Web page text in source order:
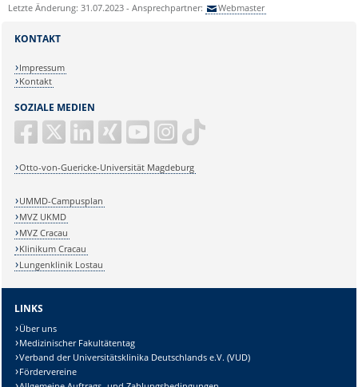
Letzte Änderung: 31.07.2023 - Ansprechpartner: Webmaster
SOZIALE MEDIEN
Otto-von-Guericke-Universität Magdeburg
KONTAKT
Impressum
Kontakt
UMMD-Campusplan
MVZ UKMD
MVZ Cracau
Klinikum Cracau
Lungenklinik Lostau
LINKS
Über uns
Medizinischer Fakultätentag
Verband der Universitätsklinika Deutschlands e.V. (VUD)
Fördervereine